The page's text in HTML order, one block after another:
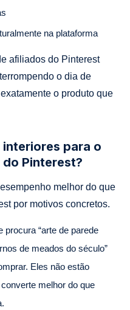
na plataforma
afiliados do Pinterest
o dia de
o produto que
para o
Pinterest?
melhor do que
por motivos concretos.
procura “arte de parede
de meados do século”
Eles não estão
melhor do que